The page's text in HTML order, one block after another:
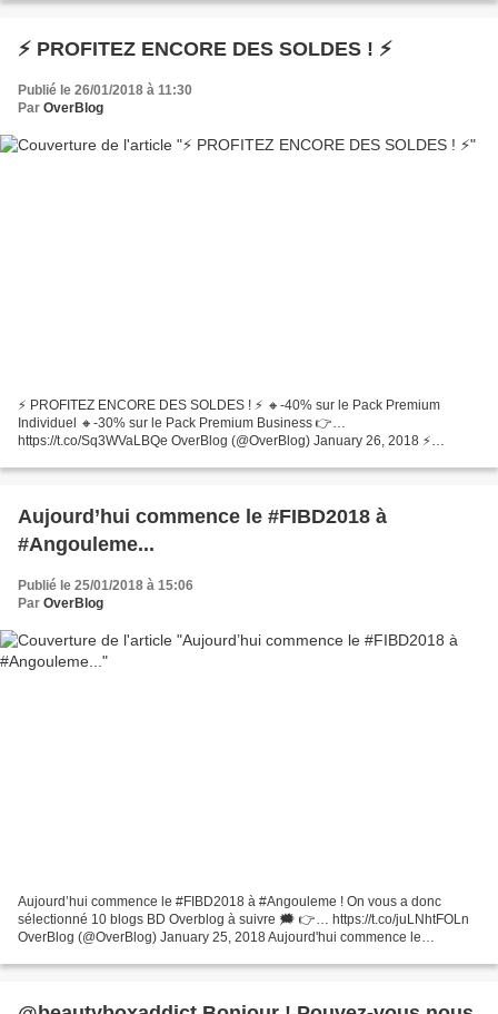
⚡ PROFITEZ ENCORE DES SOLDES ! ⚡
Publié le 26/01/2018 à 11:30
Par OverBlog
⚡ PROFITEZ ENCORE DES SOLDES ! ⚡ 🔸-40% sur le Pack Premium
Individuel 🔸-30% sur le Pack Premium Business 👉…
https://t.co/Sq3WVaLBQe OverBlog (@OverBlog) January 26, 2018 ⚡
Individuel 🔸-30% sur le...
Aujourd’hui commence le #FIBD2018 à
#Angouleme...
Publié le 25/01/2018 à 15:06
Par OverBlog
Aujourd’hui commence le #FIBD2018 à #Angouleme ! On vous a donc
sélectionné 10 blogs BD Overblog à suivre 🗯 👉… https://t.co/juLNhtFOLn
OverBlog (@OverBlog) January 25, 2018 Aujourd'hui commence le